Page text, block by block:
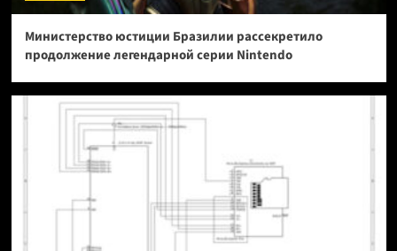
Министерство юстиции Бразилии рассекретило
продолжение легендарной серии Nintendo